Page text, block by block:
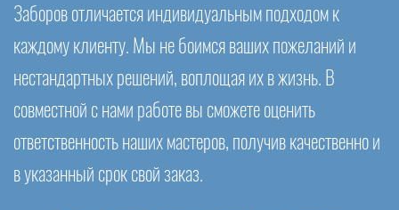
Заборов отличается индивидуальным подходом к
каждому клиенту. Мы не боимся ваших пожеланий и
нестандартных решений, воплощая их в жизнь. В
совместной с нами работе вы сможете оценить
ответственность наших мастеров, получив качественно и
в указанный срок свой заказ.